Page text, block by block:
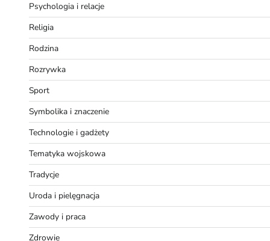
Psychologia i relacje
Religia
Rodzina
Rozrywka
Sport
Symbolika i znaczenie
Technologie i gadżety
Tematyka wojskowa
Tradycje
Uroda i pielęgnacja
Zawody i praca
Zdrowie